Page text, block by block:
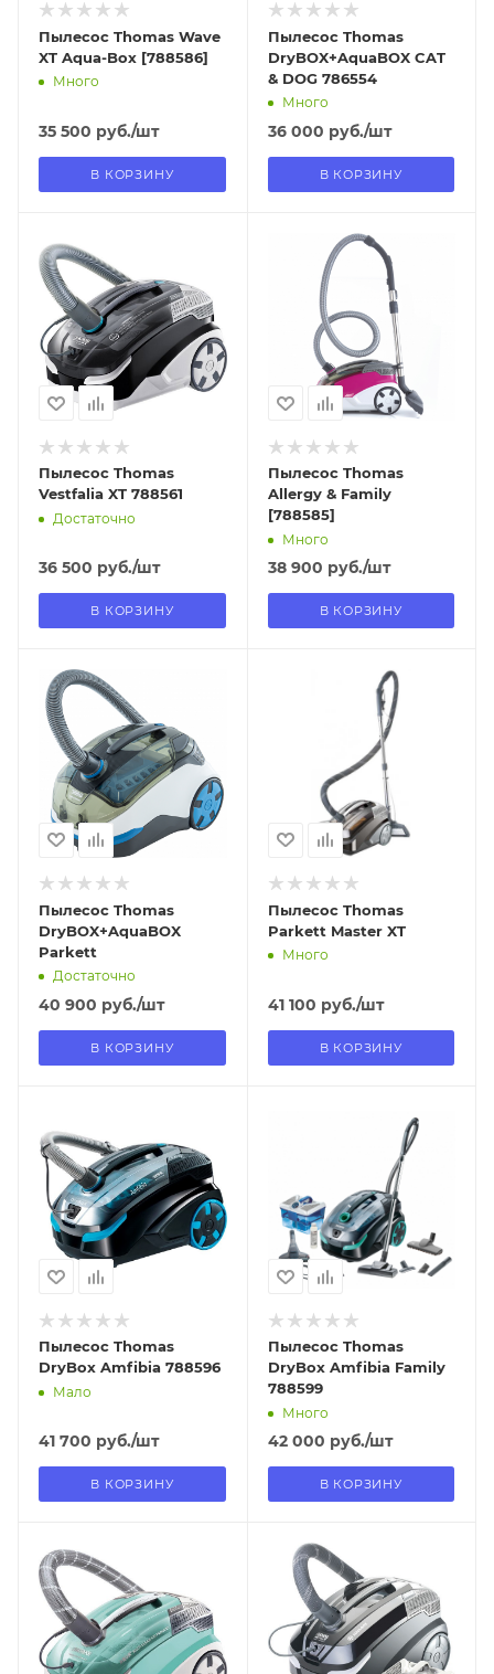
Пылесос Thomas Wave
XT Aqua-Box [788586]
Много
35 500 руб./шт
В КОРЗИНУ
Пылесос Thomas
DryBOX+AquaBOX CAT
& DOG 786554
Много
36 000 руб./шт
В КОРЗИНУ
Отправим
18.08.2026
В наличии в пункте
самовывоза
Нет
Пылесос Thomas
Vestfalia XT 788561
Достаточно
36 500 руб./шт
В КОРЗИНУ
Отправим
18.08.2026
В наличии в пункте
самовывоза
Пылесос Thomas
Allergy & Family
[788585]
Много
38 900 руб./шт
В КОРЗИНУ
Отправим
18.08.2026
В наличии в пункте
самовывоза
Нет
Пылесос Thomas
DryBOX+AquaBOX
Parkett
Достаточно
40 900 руб./шт
В КОРЗИНУ
В наличии в пункте
Пылесос Thomas
Parkett Master XT
Много
41 100 руб./шт
В КОРЗИНУ
18.08.2026
В наличии в пункте
самовывоза
Нет
Пылесос Thomas
DryBox Amfibia 788596
Мало
41 700 руб./шт
В КОРЗИНУ
В наличии в пункте
самовывоза
Нет
Пылесос Thomas
DryBox Amfibia Family
788599
Много
42 000 руб./шт
В КОРЗИНУ
Отправим
18.08.2026
В наличии в пункте
самовывоза
Нет
Отправим
18.08.2026
В наличии в пункте
самовывоза
Нет